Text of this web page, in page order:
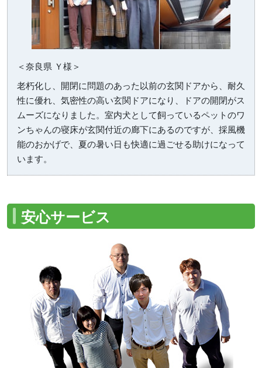
＜奈良県 Ｙ様＞
老朽化し、開閉に問題のあった以前の玄関ドアから、耐久
性に優れ、気密性の高い玄関ドアになり、ドアの開閉がス
ムーズになりました。室内犬として飼っているペットのワ
ンちゃんの寝床が玄関付近の廊下にあるのですが、採風機
能のおかげで、夏の暑い日も快適に過ごせる助けになって
います。
安心サービス